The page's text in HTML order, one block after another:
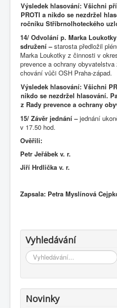
Výsledek hlasování: Všichni
PROTI a nikdo se nezdržel
ročníku Stříbrnolhoteckého
14/ Odvolání p. Marka
sdružení –starosta předložil
Marka Loukotky z činnosti v
prevence a ochrany
chování vůči OSH Praha-západ.
Výsledek hlasování: Všichni
nikdo se nezdržel hlasování.
z Rady prevence a ochrany
15/ Závěr jednání –jednání
v 17.50 hod.
Ověřili:
Petr Jeřábek v. r.
Jiří Hrdlička v. r.
Zapsala: Petra Myslínová
Vyhledávání
Vyhledávání...
Novinky